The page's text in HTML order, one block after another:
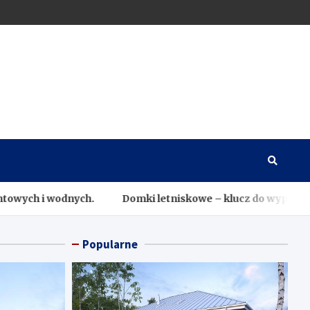
Domki letniskowe – klucz do wypoczynku w zgodzie
Popularne